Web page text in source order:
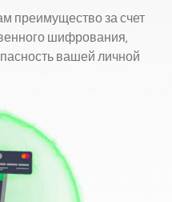
преимущество за счет
шифрования,
вашей личной